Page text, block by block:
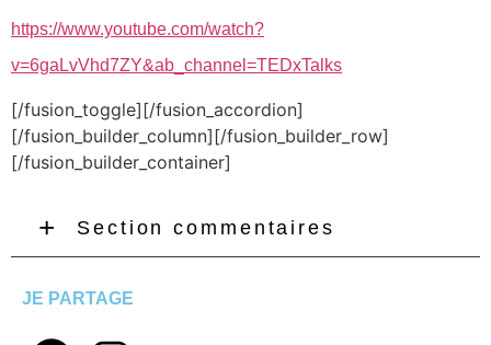
https://www.youtube.com/watch?
v=6gaLvVhd7ZY&ab_channel=TEDxTalks
[/fusion_toggle][/fusion_accordion]
[/fusion_builder_column][/fusion_builder_row]
[/fusion_builder_container]
Section commentaires
JE PARTAGE